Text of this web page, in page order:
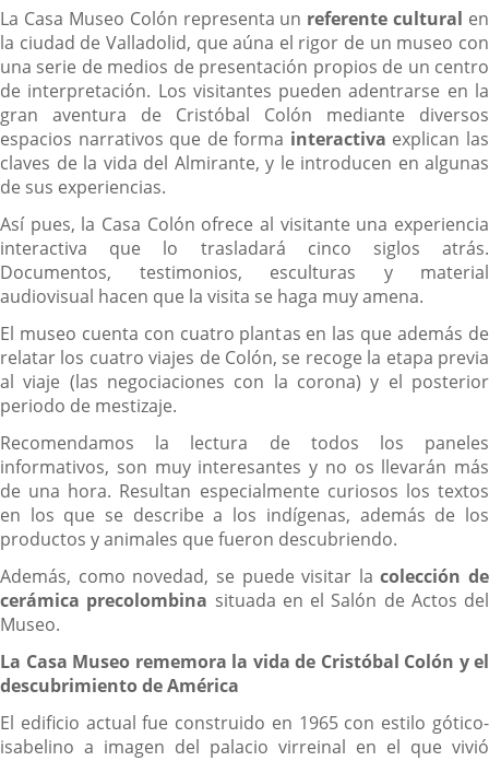
La Casa Museo Colón representa un referente cultural en
la ciudad de Valladolid, que aúna el rigor de un museo con
una serie de medios de presentación propios de un centro
de interpretación. Los visitantes pueden adentrarse en la
gran aventura de Cristóbal Colón mediante diversos
espacios narrativos que de forma interactiva explican las
claves de la vida del Almirante, y le introducen en algunas
de sus experiencias.
Así pues, la Casa Colón ofrece al visitante una experiencia
interactiva que lo trasladará cinco siglos atrás.
Documentos, testimonios, esculturas y material
audiovisual hacen que la visita se haga muy amena.
El museo cuenta con cuatro plantas en las que además de
relatar los cuatro viajes de Colón, se recoge la etapa previa
al viaje (las negociaciones con la corona) y el posterior
periodo de mestizaje.
Recomendamos la lectura de todos los paneles
informativos, son muy interesantes y no os llevarán más
de una hora. Resultan especialmente curiosos los textos
en los que se describe a los indígenas, además de los
productos y animales que fueron descubriendo.
Además, como novedad, se puede visitar lacolección de
cerámica precolombina situada en el Salón de Actos del
Museo.
La Casa Museo rememora la vida de Cristóbal Colón y el
descubrimiento de América
El edificio actual fue construido en 1965 con estilo gótico-
isabelino a imagen del palacio virreinal en el que vivió